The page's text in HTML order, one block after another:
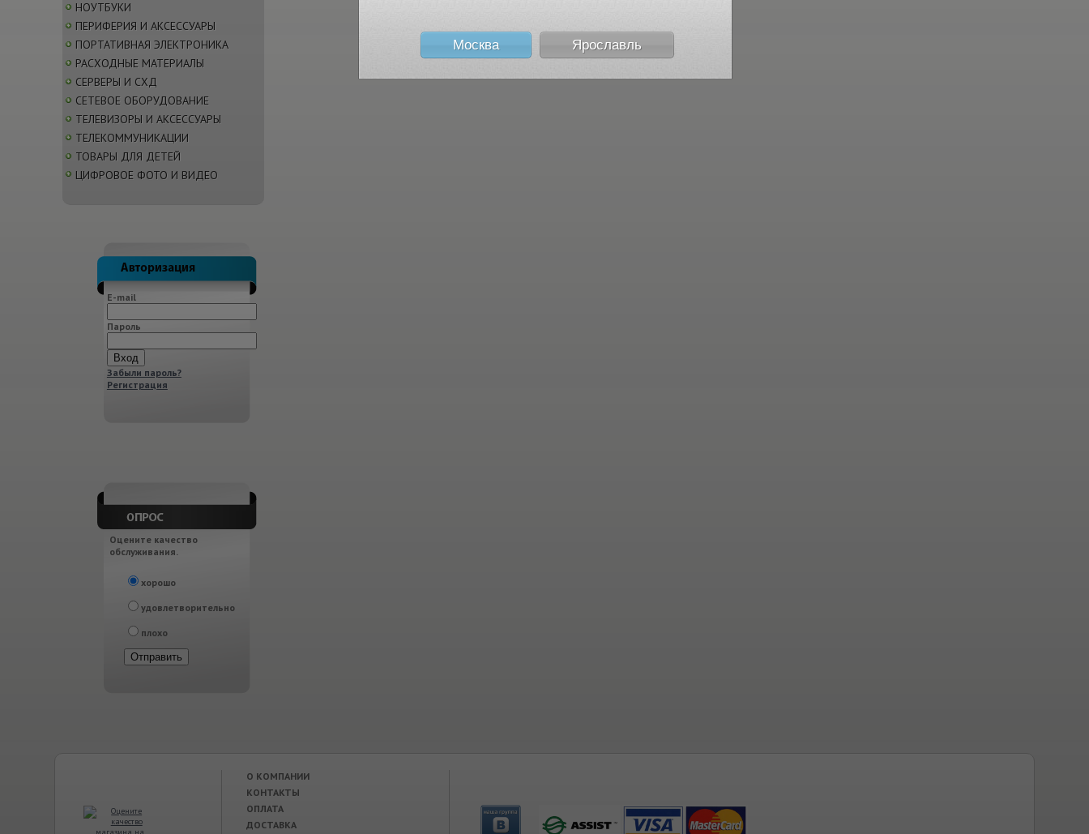
НОУТБУКИ
ПЕРИФЕРИЯ И АКСЕССУАРЫ
ПОРТАТИВНАЯ ЭЛЕКТРОНИКА
РАСХОДНЫЕ МАТЕРИАЛЫ
СЕРВЕРЫ И СХД
СЕТЕВОЕ ОБОРУДОВАНИЕ
ТЕЛЕВИЗОРЫ И АКСЕССУАРЫ
ТЕЛЕКОММУНИКАЦИИ
ТОВАРЫ ДЛЯ ДЕТЕЙ
ЦИФРОВОЕ ФОТО И ВИДЕО
E-mail
Пароль
Забыли пароль?
Регистрация
Оцените качество
обслуживания.
хорошо
удовлетворительно
плохо
О КОМПАНИИ
КОНТАКТЫ
ОПЛАТА
ДОСТАВКА
Москва Ярославль